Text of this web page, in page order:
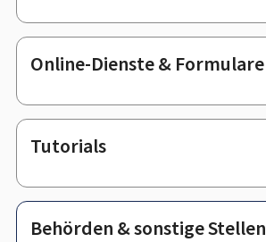
Online-Dienste & Formulare
Tutorials
Behörden & sonstige Stellen